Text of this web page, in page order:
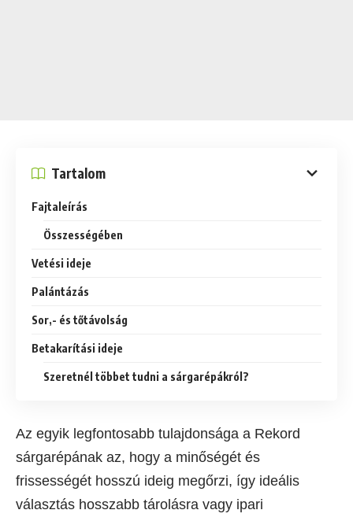
Tartalom
Fajtaleírás
Összességében
Vetési ideje
Palántázás
Sor,- és tőtávolság
Betakarítási ideje
Szeretnél többet tudni a sárgarépákról?
Az egyik legfontosabb tulajdonsága a Rekord
sárgarépának az, hogy a minőségét és
frissességét hosszú ideig megőrzi, így ideális
választás hosszabb tárolásra vagy ipari